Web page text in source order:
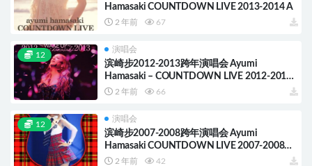
Hamasaki COUNTDOWN LIVE 2013-2014 A
2 年前 67
12
演唱会
滨崎步2012-2013跨年演唱会 Ayumi
Hamasaki – COUNTDOWN LIVE 2012-2013
A ~WAKE UP~ [2013.04.08] [Blu Ray]
2 年前 66
12
演唱会
滨崎步2007-2008跨年演唱会 Ayumi
Hamasaki COUNTDOWN LIVE 2007-2008
Anniversary
2 年前 42